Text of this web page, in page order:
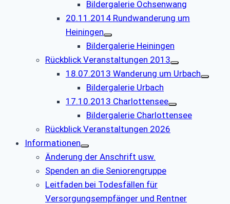
Bildergalerie Ochsenwang
20.11.2014 Rundwanderung um
Heiningen
Bildergalerie Heiningen
Rückblick Veranstaltungen 2013
18.07.2013 Wanderung um Urbach
Bildergalerie Urbach
17.10.2013 Charlottensee
Bildergalerie Charlottensee
Rückblick Veranstaltungen 2026
Informationen
Änderung der Anschrift usw.
Spenden an die Seniorengruppe
Leitfaden bei Todesfällen für
Versorgungsempfänger und Rentner